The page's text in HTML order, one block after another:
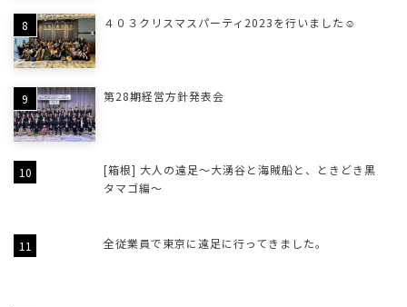
４０３クリスマスパーティ2023を行いました☺
第28期経営方針発表会
[箱根] 大人の遠足～大湧谷と海賊船と、ときどき黒
タマゴ編～
全従業員で東京に遠足に行ってきました。